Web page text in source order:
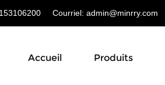
Courriel: admin@minrry.com
Accueil Produits